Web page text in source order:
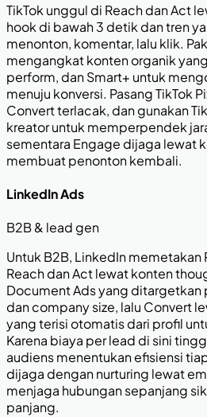
TikTok unggul di Reach dan Act
hook di bawah 3 detik dan tren
menonton, komentar, lalu klik.
mengangkat konten organik
perform, dan Smart+ untuk
menuju konversi. Pasang TikTok
Convert terlacak, dan gunakan
kreator untuk memperpendek
sementara Engage dijaga lewat
membuat penonton kembali.
LinkedIn Ads
B2B & lead gen
Untuk B2B, LinkedIn memetakan
Reach dan Act lewat konten
Document Ads yang ditargetkan
dan company size, lalu Convert
yang terisi otomatis dari profil
Karena biaya per lead di sini
audiens menentukan efisiensi
dijaga dengan nurturing lewat
menjaga hubungan sepanjang
panjang.